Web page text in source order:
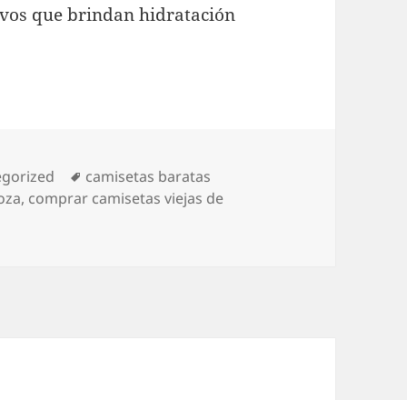
que brindan hidratación
Etiquetas
camisetas baratas
, comprar camisetas viejas de